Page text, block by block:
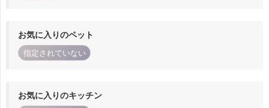
お気に入りのペット
指定されていない
お気に入りのキッチン